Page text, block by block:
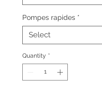
Pompes rapides *
Quantity *